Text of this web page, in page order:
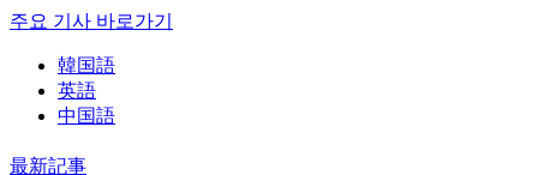
주요 기사 바로가기
韓国語
英語
中国語
最新記事